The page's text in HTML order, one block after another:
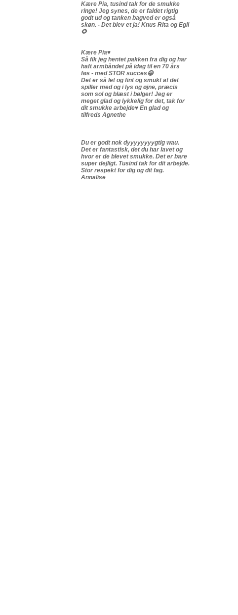
Kære Pia, tusind tak for de smukke
ringe! Jeg synes, de er faldet rigtig
godt ud og tanken bagved er også
skøn. - Det blev et ja! Knus Rita og Egil
🌻
Kære Pia♥️
Så fik jeg hentet pakken fra dig og har
haft armbåndet på idag til en 70 års
føs - med STOR succes😁
Det er så let og fint og smukt at det
spiller med og i lys og øjne, præcis
som sol og blæst i bølger! Jeg er
meget glad og lykkelig for det, tak for
dit smukke arbejde♥️ En glad og
tilfreds Agnethe
Du er godt nok dyyyyyyyygtig wau.
Det er fantastisk, det du har lavet og
hvor er de blevet smukke. Det er bare
super dejligt. Tusind tak for dit arbejde.
Stor respekt for dig og dit fag.
Annalise